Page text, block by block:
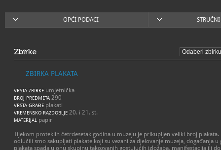
OPĆI PODACI
Zbirke
ZBIRKA PLAKATA
VRSTA ZBIRKE umjetnička
BROJ PREDMETA 290
VRSTA GRAĐE plakati
VREMENSKO RAZDOBLJE 20. i 21. st.
MATERIJAL papir
Tijekom proteklih četrdesetak godina u muzeju je prikupljen veliki broj
odlučili smo sakupljati plakate koji su vezani za djelovanje muzeja, događanja
plakata spada u onu skupinu takozvanih gostujućih izložaba, manifestacija ili